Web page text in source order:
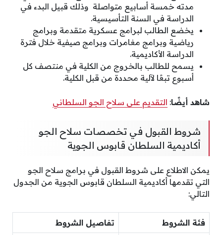
مدته خمسة أسابيع متواصلة وذلك قبيل البدء في
الدراسة في السنة التأسيسية.
يخضع الطالب لبرامج عسكرية متقدمة وبرامج
رياضية وبرامج مغامرات وبرامج صيفية خلال فترة
الدراسة الأكاديمية.
يسمح للطالب بالخروج من الكلية في منتصف كل
أسبوع تبعًا لآلية محددة من قبل الكلية.
شاهد أيضًا: التقديم على سلاح الجو السلطاني
شروط القبول في تخصصات سلاح الجو
أكاديمية السلطان قابوس الجوية
يمكن الاطلاع على شروط القبول في برامج سلاح الجو
التي تقدمها أكاديمية السلطان قابوس الجوية من الجدول
التالي:
فئة الشروط تفاصيل الشروط